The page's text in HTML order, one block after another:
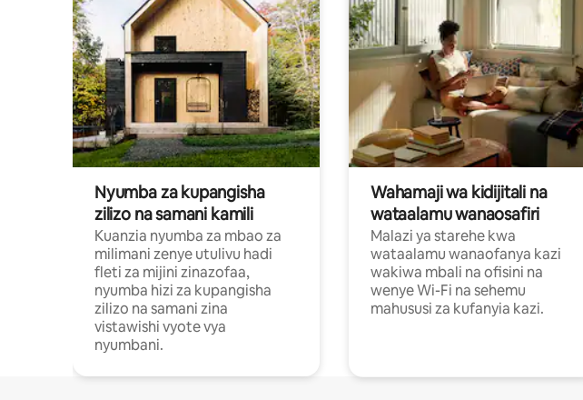
Nyumba za kupangisha
zilizo na samani kamili
Kuanzia nyumba za mbao za
milimani zenye utulivu hadi
fleti za mijini zinazofaa,
nyumba hizi za kupangisha
zilizo na samani zina
vistawishi vyote vya
nyumbani.
Wahamaji wa kidijitali na
wataalamu wanaosafiri
Malazi ya starehe kwa
wataalamu wanaofanya kazi
wakiwa mbali na ofisini na
wenye Wi-Fi na sehemu
mahususi za kufanyia kazi.